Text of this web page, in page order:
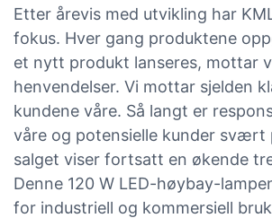
Etter årevis med utvikling har
fokus. Hver gang produktene
et nytt produkt lanseres, mottar
henvendelser. Vi mottar sjelden
kundene våre. Så langt er
våre og potensielle kunder svært
salget viser fortsatt en økende
Denne 120 W LED-høybay-
for industriell og kommersiell